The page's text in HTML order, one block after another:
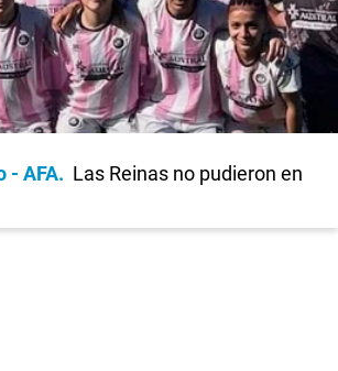
- AFA
Las Reinas no pudieron en